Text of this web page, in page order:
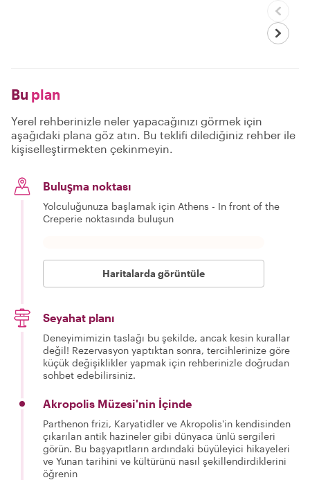
Bu plan
Yerel rehberinizle neler yapacağınızı görmek için
aşağıdaki plana göz atın. Bu teklifi dilediğiniz rehber ile
kişiselleştirmekten çekinmeyin.
Buluşma noktası
Yolculuğunuza başlamak için Athens - In front of the
Creperie noktasında buluşun
Haritalarda görüntüle
Seyahat planı
Deneyimimizin taslağı bu şekilde, ancak kesin kurallar
değil! Rezervasyon yaptıktan sonra, tercihlerinize göre
küçük değişiklikler yapmak için rehberinizle doğrudan
sohbet edebilirsiniz.
Akropolis Müzesi'nin İçinde
Parthenon frizi, Karyatidler ve Akropolis'in kendisinden
çıkarılan antik hazineler gibi dünyaca ünlü sergileri
görün. Bu başyapıtların ardındaki büyüleyici hikayeleri
ve Yunan tarihini ve kültürünü nasıl şekillendirdiklerini
öğrenin